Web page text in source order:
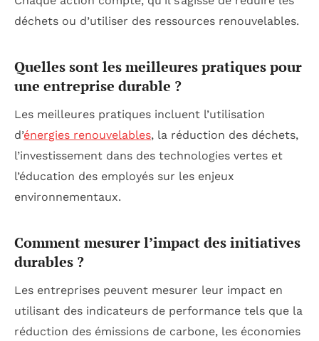
déchets ou d’utiliser des ressources renouvelables.
Quelles sont les meilleures pratiques pour
une entreprise durable ?
Les meilleures pratiques incluent l’utilisation
d’énergies renouvelables, la réduction des déchets,
l’investissement dans des technologies vertes et
l’éducation des employés sur les enjeux
environnementaux.
Comment mesurer l’impact des initiatives
durables ?
Les entreprises peuvent mesurer leur impact en
utilisant des indicateurs de performance tels que la
réduction des émissions de carbone, les économies